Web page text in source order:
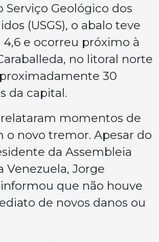
Serviço Geológico dos
(USGS), o abalo teve
e ocorreu próximo à
no litoral norte
30
da capital.
momentos de
o novo tremor. Apesar do
da Assembleia
Venezuela, Jorge
que não houve
de novos danos ou